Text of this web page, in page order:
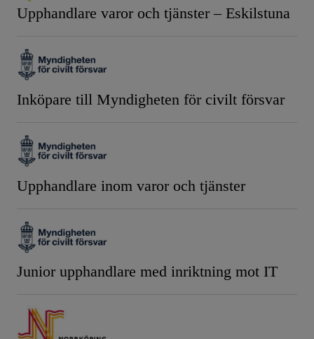
Upphandlare varor och tjänster – Eskilstuna
Inköpare till Myndigheten för civilt försvar
Upphandlare inom varor och tjänster
Junior upphandlare med inriktning mot IT